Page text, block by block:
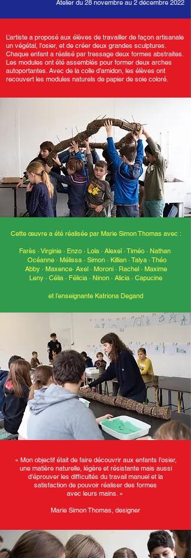
Atelier du 28 novembre au 2 décembre 2022
L’artiste a proposé aux élèves de travailler de façon artisanale
un végétal, l’osier, et de créer deux grandes sculptures.
Chaque enfant a réalisé par tressage deux formes abstraites.
Les modules ont été assemblés pour former deux arches
autoportantes. Avec de la colle d’amidon, les élèves ont
recouvert les modules naturels de papier de soie coloré.
Cette œuvre a été réalisée par Marie Simon Thomas avec :
Farès · Virginie · Enzo · Lola · Alexeï · Timéo · Nathan
Océanne · Mélissa · Simon · Killian · Talya · Théo
Abby · Maxence· Axel · Moroni · Rachel · Maxime
Leny · Célia · Félicia · Ninon · Alicia · Capucine
et l’enseignante Katriona Degand
« Mon objectif était de faire découvrir aux enfants l’osier,
une matière naturelle, légère et résistante mais aussi
d’éprouver les difficultés du travail manuel et la
satisfaction de pouvoir réaliser des formes
avec leurs mains. »
Marie Simon Thomas, designer